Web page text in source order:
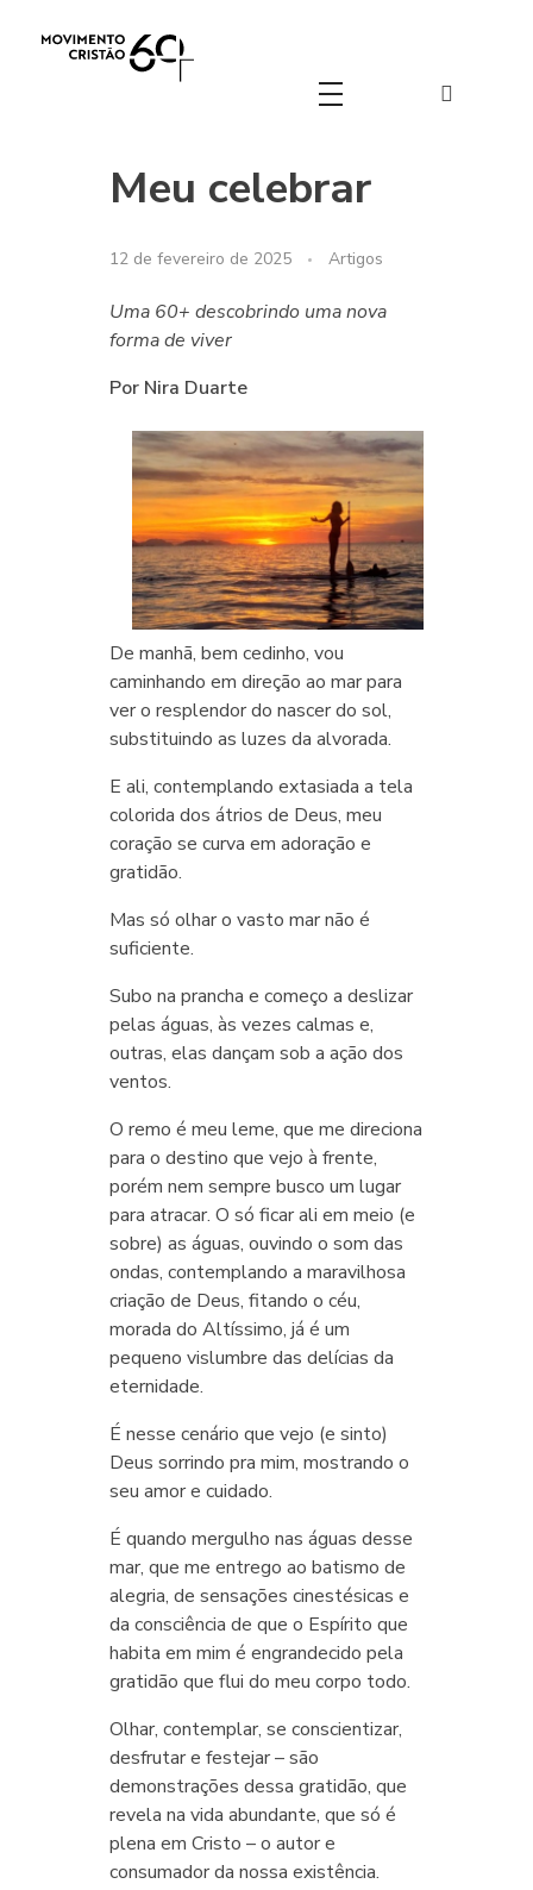
Meu celebrar
12 de fevereiro de 2025 Artigos
Uma 60+ descobrindo uma nova
forma de viver
Por Nira Duarte
De manhã, bem cedinho, vou
caminhando em direção ao mar para
ver o resplendor do nascer do sol,
substituindo as luzes da alvorada.
E ali, contemplando extasiada a tela
colorida dos átrios de Deus, meu
coração se curva em adoração e
gratidão.
Mas só olhar o vasto mar não é
suficiente.
Subo na prancha e começo a deslizar
pelas águas, às vezes calmas e,
outras, elas dançam sob a ação dos
ventos.
O remo é meu leme, que me direciona
para o destino que vejo à frente,
porém nem sempre busco um lugar
para atracar. O só ficar ali em meio (e
sobre) as águas, ouvindo o som das
ondas, contemplando a maravilhosa
criação de Deus, fitando o céu,
morada do Altíssimo, já é um
pequeno vislumbre das delícias da
eternidade.
É nesse cenário que vejo (e sinto)
Deus sorrindo pra mim, mostrando o
seu amor e cuidado.
É quando mergulho nas águas desse
mar, que me entrego ao batismo de
alegria, de sensações cinestésicas e
da consciência de que o Espírito que
habita em mim é engrandecido pela
gratidão que flui do meu corpo todo.
Olhar, contemplar, se conscientizar,
desfrutar e festejar – são
demonstrações dessa gratidão, que
revela na vida abundante, que só é
plena em Cristo – o autor e
consumador da nossa existência.